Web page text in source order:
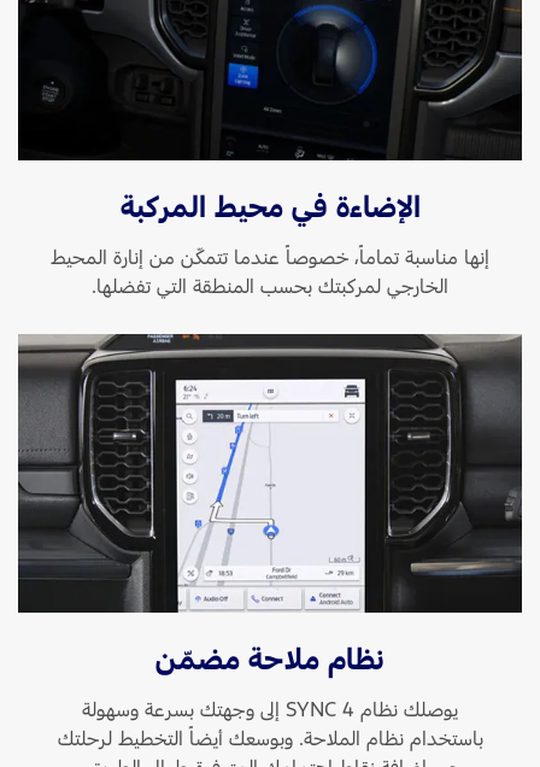
الإضاءة في محيط المركبة
إنها مناسبة تماماً، خصوصاً عندما تتمكّن من إنارة المحيط
الخارجي لمركبتك بحسب المنطقة التي تفضلها.
نظام ملاحة مضمّن
يوصلك نظام SYNC 4 إلى وجهتك بسرعة وسهولة
باستخدام نظام الملاحة. وبوسعك أيضاً التخطيط لرحلتك